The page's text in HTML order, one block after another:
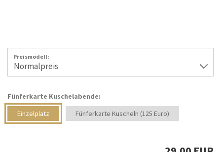
Preismodell:
Fünferkarte Kuschelabende:
Einzelplatz
Fünferkarte Kuscheln (125 Euro)